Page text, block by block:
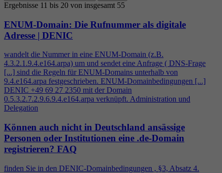
Ergebnisse 11 bis 20 von insgesamt 55
ENUM-Domain: Die Rufnummer als digitale
Adresse | DENIC
wandelt die Nummer in eine ENUM-Domain (z.B.
4.3.2.1.9.4.e164.arpa) um und sendet eine Anfrage ( DNS-Frage
[...] sind die Regeln für ENUM-Domains unterhalb von
9.4.e164.arpa festgeschrieben. ENUM-Domainbedingungen [...]
DENIC +49 69 27 2350 mit der Domain
0.5.3.2.7.2.9.6.9.4.e164.arpa verknüpft. Administration und
Delegation
Können auch nicht in Deutschland ansässige
Personen oder Institutionen eine .de-Domain
registrieren? FAQ
finden Sie in den DENIC-Domainbedingungen , §3, Absatz 4.